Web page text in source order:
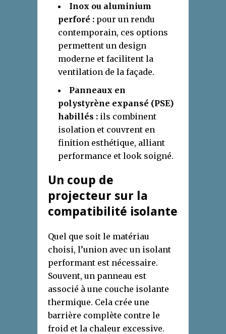
Inox ou aluminium
perforé : pour un rendu
contemporain, ces options
permettent un design
moderne et facilitent la
ventilation de la façade.
Panneaux en
polystyrène expansé (PSE)
habillés : ils combinent
isolation et couvrent en
finition esthétique, alliant
performance et look soigné.
Un coup de
projecteur sur la
compatibilité isolante
Quel que soit le matériau
choisi, l’union avec un isolant
performant est nécessaire.
Souvent, un panneau est
associé à une couche isolante
thermique. Cela crée une
barrière complète contre le
froid et la chaleur excessive.